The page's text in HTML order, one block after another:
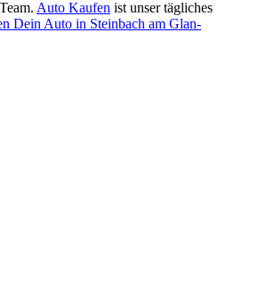
Auto Kaufen ist unser tägliches
Dein Auto in Steinbach am Glan-